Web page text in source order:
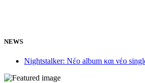
NEWS
Nightstalker: Νέο album και νέο